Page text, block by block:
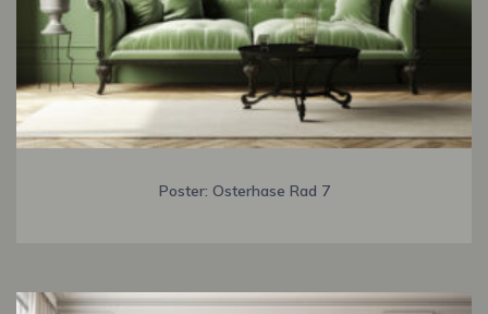
Poster: Osterhase Rad 7